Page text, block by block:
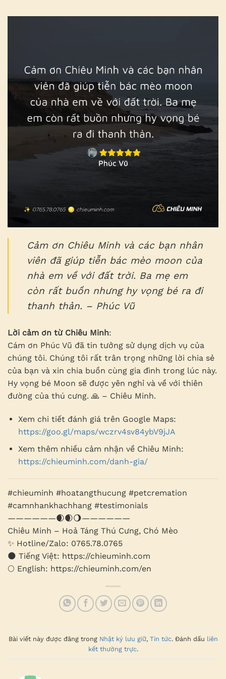
Cảm ơn Chiêu Minh và các bạn nhân
viên đã giúp tiễn bác mèo moon của
nhà em về với đất trời. Ba mẹ em
còn rất buồn nhưng hy vọng bé ra đi
thanh thản. – Phúc Vũ
Lời cảm ơn từ Chiêu Minh:
Cám ơn Phúc Vũ đã tin tưởng sử dụng dịch vụ của
chúng tôi. Chúng tôi rất trân trọng những lời chia sẻ
của bạn và xin chia buồn cùng gia đình trong lúc này.
Hy vọng bé Moon sẽ được yên nghỉ và về với thiên
đường của thú cưng. 🙏 – Chiêu Minh.
Xem chi tiết đánh giá trên Google Maps:
https://goo.gl/maps/wczrv4sv84ybV9jJA
Xem thêm nhiều cảm nhận về Chiêu Minh:
https://chieuminh.com/danh-gia/
#chieuminh #hoatangthucung #petcremation
#camnhankhachhang #testimonials
——————🌒🌒🌖——————
Chiêu Minh – Hoả Táng Thú Cưng, Chó Mèo
✨ Hotline/Zalo: 0765.78.0765
🌑 Tiếng Việt: https://chieuminh.com
🌕 English: https://chieuminh.com/en
Bài viết này được đăng trong Nhật ký lưu giữ, Tin tức. Đánh dấu liên
kết thường trực.